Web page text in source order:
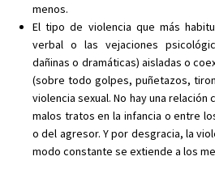
menos.
El tipo de violencia que más
verbal o las vejaciones
dañinas o dramáticas) aisladas o
(sobre todo golpes, puñetazos,
violencia sexual. No hay una
malos tratos en la infancia o entre
o del agresor. Y por desgracia, la
modo constante se extiende a los